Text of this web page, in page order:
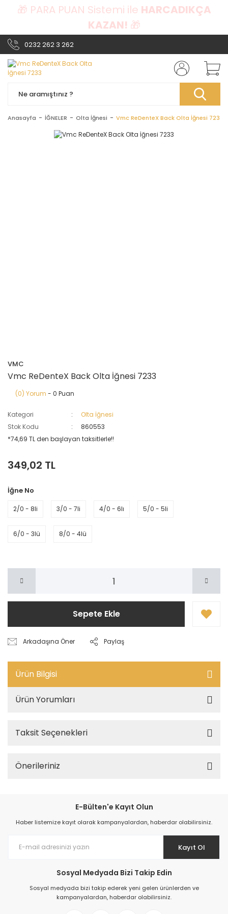
🎁 PARA PUAN Sistemi ile HARCADIKÇA
KAZAN! 🎁
0232 262 3 262
Anasayfa İĞNELER Olta İğnesi Vmc ReDenteX Back Olta İğnesi 7233
VMC
Vmc ReDenteX Back Olta İğnesi 7233
(0) Yorum - 0 Puan
Kategori
Olta İğnesi
Stok Kodu
860553
*74,69 TL den başlayan taksitlerle!!
349,02 TL
İğne No
2/0 - 8li 3/0 - 7li 4/0 - 6lı 5/0 - 5li
6/0 - 3lü 8/0 - 4lü
Sepete Ekle
Arkadaşına Öner Paylaş
Ürün Bilgisi
Ürün Yorumları
Taksit Seçenekleri
Önerileriniz
E-Bülten'e Kayıt Olun
Haber listemize kayıt olarak kampanyalardan, haberdar olabilirsiniz.
Kayıt Ol
Sosyal Medyada Bizi Takip Edin
Sosyal medyada bizi takip ederek yeni gelen ürünlerden ve
kampanyalardan, haberdar olabilirsiniz.